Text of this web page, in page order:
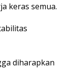
keras semua.
diharapkan